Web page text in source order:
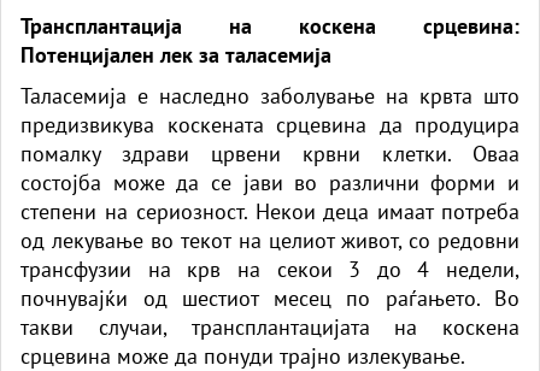
Трансплантација на коскена срцевина:
Потенцијален лек за таласемија
Таласемија е наследно заболување на крвта што
предизвикува коскената срцевина да продуцира
помалку здрави црвени крвни клетки. Оваа
состојба може да се јави во различни форми и
степени на сериозност. Некои деца имаат потреба
од лекување во текот на целиот живот, со редовни
трансфузии на крв на секои 3 до 4 недели,
почнувајќи од шестиот месец по раѓањето. Во
такви случаи, трансплантацијата на коскена
срцевина може да понуди трајно излекување.